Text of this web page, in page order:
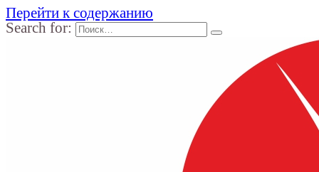
Перейти к содержанию
Search for: